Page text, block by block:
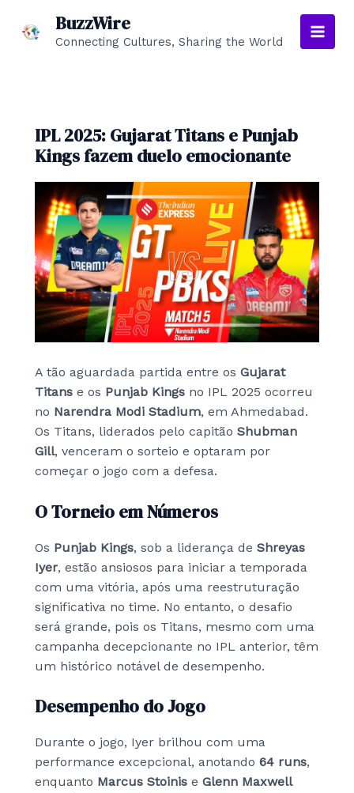
BuzzWire
Connecting Cultures, Sharing the World
Main
IPL 2025: Gujarat Titans e Punjab
Kings fazem duelo emocionante
A tão aguardada partida entre os Gujarat
Titans e os Punjab Kings no IPL 2025 ocorreu
no Narendra Modi Stadium, em Ahmedabad.
Os Titans, liderados pelo capitão Shubman
Gill, venceram o sorteio e optaram por
começar o jogo com a defesa.
O Torneio em Números
Os Punjab Kings, sob a liderança de Shreyas
Iyer, estão ansiosos para iniciar a temporada
com uma vitória, após uma reestruturação
significativa no time. No entanto, o desafio
será grande, pois os Titans, mesmo com uma
campanha decepcionante no IPL anterior, têm
um histórico notável de desempenho.
Desempenho do Jogo
Durante o jogo, Iyer brilhou com uma
performance excepcional, anotando 64 runs,
enquanto Marcus Stoinis e Glenn Maxwell